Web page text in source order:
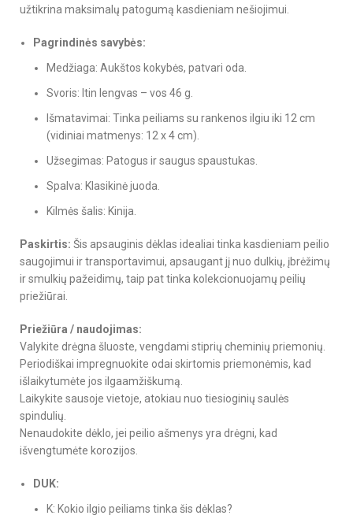
užtikrina maksimalų patogumą kasdieniam nešiojimui.
Pagrindinės savybės:
Medžiaga: Aukštos kokybės, patvari oda.
Svoris: Itin lengvas – vos 46 g.
Išmatavimai: Tinka peiliams su rankenos ilgiu iki 12 cm
(vidiniai matmenys: 12 x 4 cm).
Užsegimas: Patogus ir saugus spaustukas.
Spalva: Klasikinė juoda.
Kilmės šalis: Kinija.
Paskirtis: Šis apsauginis dėklas idealiai tinka kasdieniam peilio
saugojimui ir transportavimui, apsaugant jį nuo dulkių, įbrėžimų
ir smulkių pažeidimų, taip pat tinka kolekcionuojamų peilių
priežiūrai.
Priežiūra / naudojimas:
Valykite drėgna šluoste, vengdami stiprių cheminių priemonių.
Periodiškai impregnuokite odai skirtomis priemonėmis, kad
išlaikytumėte jos ilgaamžiškumą.
Laikykite sausoje vietoje, atokiau nuo tiesioginių saulės
spindulių.
Nenaudokite dėklo, jei peilio ašmenys yra drėgni, kad
išvengtumėte korozijos.
DUK:
K: Kokio ilgio peiliams tinka šis dėklas?